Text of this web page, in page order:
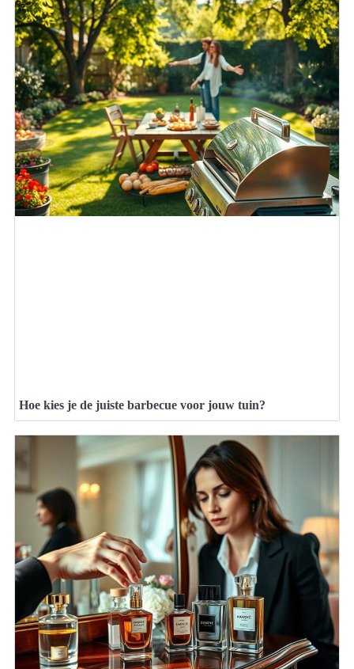
Hoe kies je de juiste barbecue voor jouw tuin?